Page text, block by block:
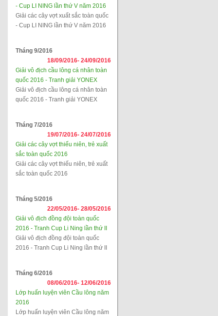
- Cup LI NING lần thứ V năm 2016
Giải các cây vợt xuất sắc toàn quốc
- Cup LI NING lần thứ V năm 2016
Tháng 9/2016
18/09/2016- 24/09/2016
Giải vô địch cầu lông cá nhân toàn
quốc 2016 - Tranh giải YONEX
Giải vô địch cầu lông cá nhân toàn
quốc 2016 - Tranh giải YONEX
Tháng 7/2016
19/07/2016- 24/07/2016
Giải các cây vợt thiếu niên, trẻ xuất
sắc toàn quốc 2016
Giải các cây vợt thiếu niên, trẻ xuất
sắc toàn quốc 2016
Tháng 5/2016
22/05/2016- 28/05/2016
Giải vô địch đồng đội toàn quốc
2016 - Tranh Cup Li Ning lần thứ II
Giải vô địch đồng đội toàn quốc
2016 - Tranh Cup Li Ning lần thứ II
Tháng 6/2016
08/06/2016- 12/06/2016
Lớp huấn luyện viên Cầu lông năm
2016
Lớp huấn luyện viên Cầu lông năm